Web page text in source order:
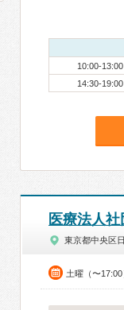
10:00-13:00
14:30-19:00
医療法人
東京都中央区
土曜（〜17:00